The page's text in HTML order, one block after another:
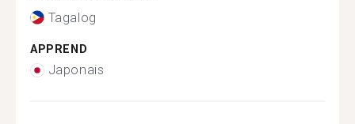
Tagalog
APPREND
Japonais